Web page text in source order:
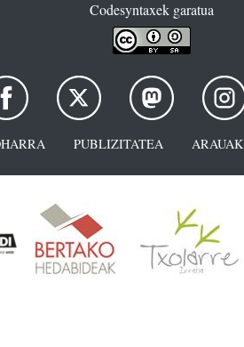
Codesyntaxek garatua
PUBLIZITATEA ARAUAK